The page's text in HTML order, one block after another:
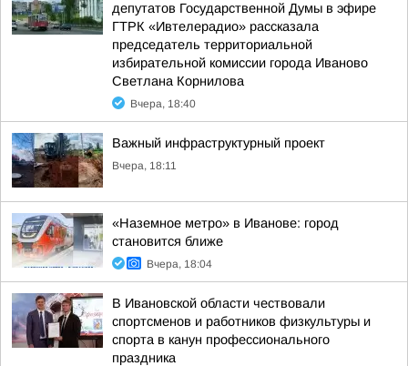
депутатов Государственной Думы в эфире
ГТРК «Ивтелерадио» рассказала
председатель территориальной
избирательной комиссии города Иваново
Светлана Корнилова
Вчера, 18:40
Важный инфраструктурный проект
Вчера, 18:11
«Наземное метро» в Иванове: город
становится ближе
Вчера, 18:04
В Ивановской области чествовали
спортсменов и работников физкультуры и
спорта в канун профессионального
праздника